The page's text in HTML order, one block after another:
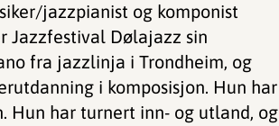
jazzpianist og komponist
Jazzfestival Dølajazz sin
fra jazzlinja i Trondheim, og
i komposisjon. Hun har
Hun har turnert inn- og utland, og